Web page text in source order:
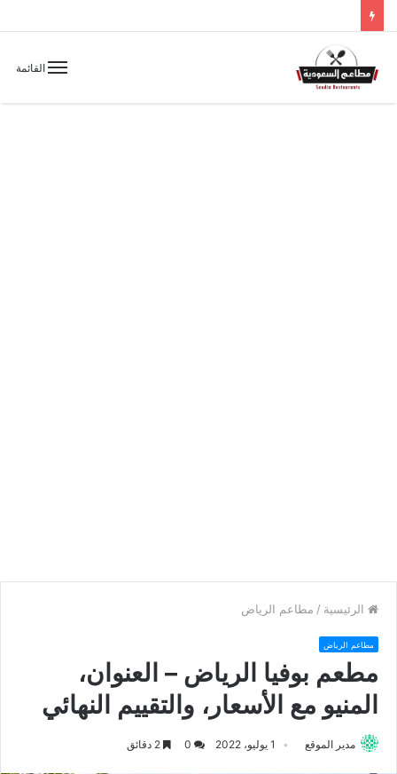
القائمة
الرئيسية / مطاعم الرياض
مطاعم الرياض
مطعم بوفيا الرياض – العنوان،
المنيو مع الأسعار، والتقييم النهائي
مدير الموقع 1 يوليو، 2022